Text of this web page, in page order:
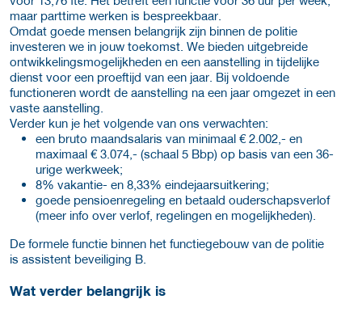
maar parttime werken is bespreekbaar.
Omdat goede mensen belangrijk zijn binnen de politie
investeren we in jouw toekomst. We bieden uitgebreide
ontwikkelingsmogelijkheden en een aanstelling in tijdelijke
dienst voor een proeftijd van een jaar. Bij voldoende
functioneren wordt de aanstelling na een jaar omgezet in een
vaste aanstelling.
Verder kun je het volgende van ons verwachten:
een bruto maandsalaris van minimaal € 2.002,- en
maximaal € 3.074,- (schaal 5 Bbp) op basis van een 36-
urige werkweek;
8% vakantie- en 8,33% eindejaarsuitkering;
goede pensioenregeling en betaald ouderschapsverlof
(meer info over verlof, regelingen en mogelijkheden).
De formele functie binnen het functiegebouw van de politie
is assistent beveiliging B.
Wat verder belangrijk is